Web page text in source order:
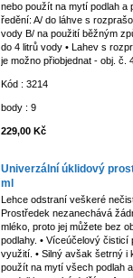
nebo použít na mytí podlah a
ředění: A/ do láhve s
vody B/ na použití běžným
do 4 litrů vody • Lahev s
je možno přiobjednat - obj. č.
Kód : 3214
body : 9
229,00 Kč
Univerzální úklidový
ml
Lehce odstraní veškeré
Prostředek nezanechává
mléko, proto jej můžete bez
podlahy. • Víceúčelový
využití. • Silný avšak šetrný i
použít na mytí všech podlah